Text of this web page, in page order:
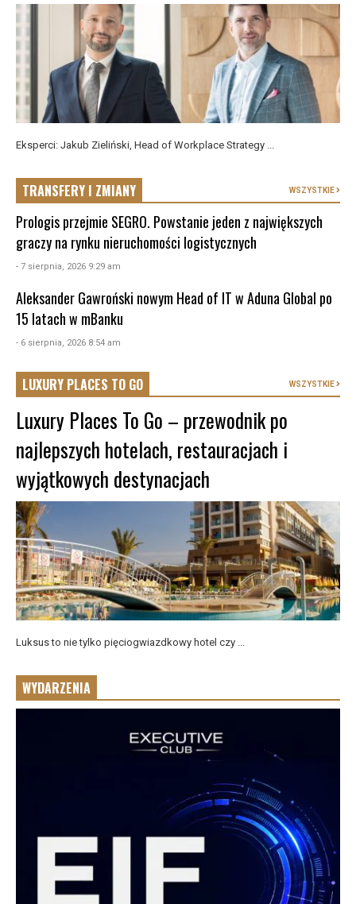
Eksperci: Jakub Zieliński, Head of Workplace Strategy ...
TRANSFERY I ZMIANY WSZYSTKIE
Prologis przejmie SEGRO. Powstanie jeden z największych
graczy na rynku nieruchomości logistycznych
- 7 sierpnia, 2026 9:29 am
Aleksander Gawroński nowym Head of IT w Aduna Global po
15 latach w mBanku
- 6 sierpnia, 2026 8:54 am
LUXURY PLACES TO GO WSZYSTKIE
Luxury Places To Go – przewodnik po
najlepszych hotelach, restauracjach i
wyjątkowych destynacjach
Luksus to nie tylko pięciogwiazdkowy hotel czy ...
WYDARZENIA